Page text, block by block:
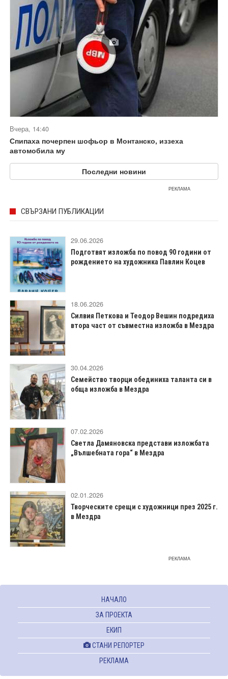
Вчера, 14:40
Спипаха почерпен шофьор в Монтанско, иззеха
автомобила му
Последни новини
РЕКЛАМА
СВЪРЗАНИ ПУБЛИКАЦИИ
29.06.2026
Подготвят изложба по повод 90 години от
рождението на художника Павлин Коцев
18.06.2026
Силвия Петкова и Теодор Вешин подредиха
втора част от съвместна изложба в Мездра
30.04.2026
Семейство творци обединиха таланта си в
обща изложба в Мездра
07.02.2026
Светла Дамяновска представи изложбата
„Вълшебната гора“ в Мездра
02.01.2026
Творческите срещи с художници през 2025 г.
в Мездра
РЕКЛАМА
НАЧАЛО
ЗА ПРОЕКТА
ЕКИП
СТАНИ РЕПОРТЕР
РЕКЛАМА